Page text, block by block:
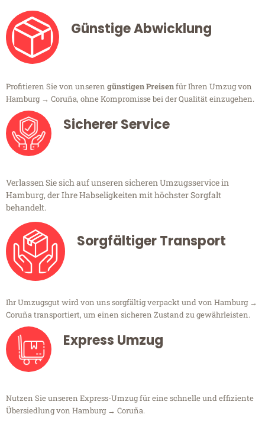
Günstige Abwicklung
Profitieren Sie von unseren günstigen Preisenfür Ihren Umzug von
Hamburg → Coruña, ohne Kompromisse bei der Qualität einzugehen.
Sicherer Service
Verlassen Sie sich auf unseren sicheren Umzugsservice in
Hamburg, der Ihre Habseligkeiten mit höchster Sorgfalt
behandelt.
Sorgfältiger Transport
Ihr Umzugsgut wird von uns sorgfältig verpackt und von Hamburg →
Coruña transportiert, um einen sicheren Zustand zu gewährleisten.
Express Umzug
Nutzen Sie unseren Express-Umzug für eine schnelle und effiziente
Übersiedlung von Hamburg → Coruña.